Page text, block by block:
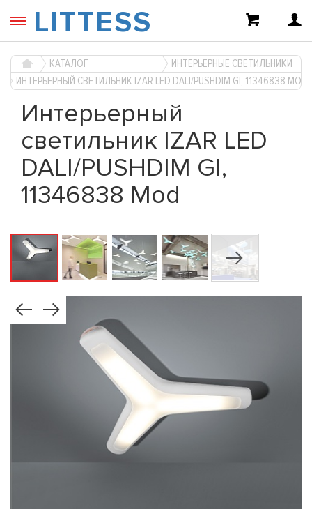
LITTESS
КАТАЛОГ
ИНТЕРЬЕРНЫЕ СВЕТИЛЬНИКИ
ИНТЕРЬЕРНЫЙ СВЕТИЛЬНИК IZAR LED DALI/PUSHDIM GI, 11346838 MOD
Интерьерный
светильник IZAR LED
DALI/PUSHDIM GI,
11346838 Mod